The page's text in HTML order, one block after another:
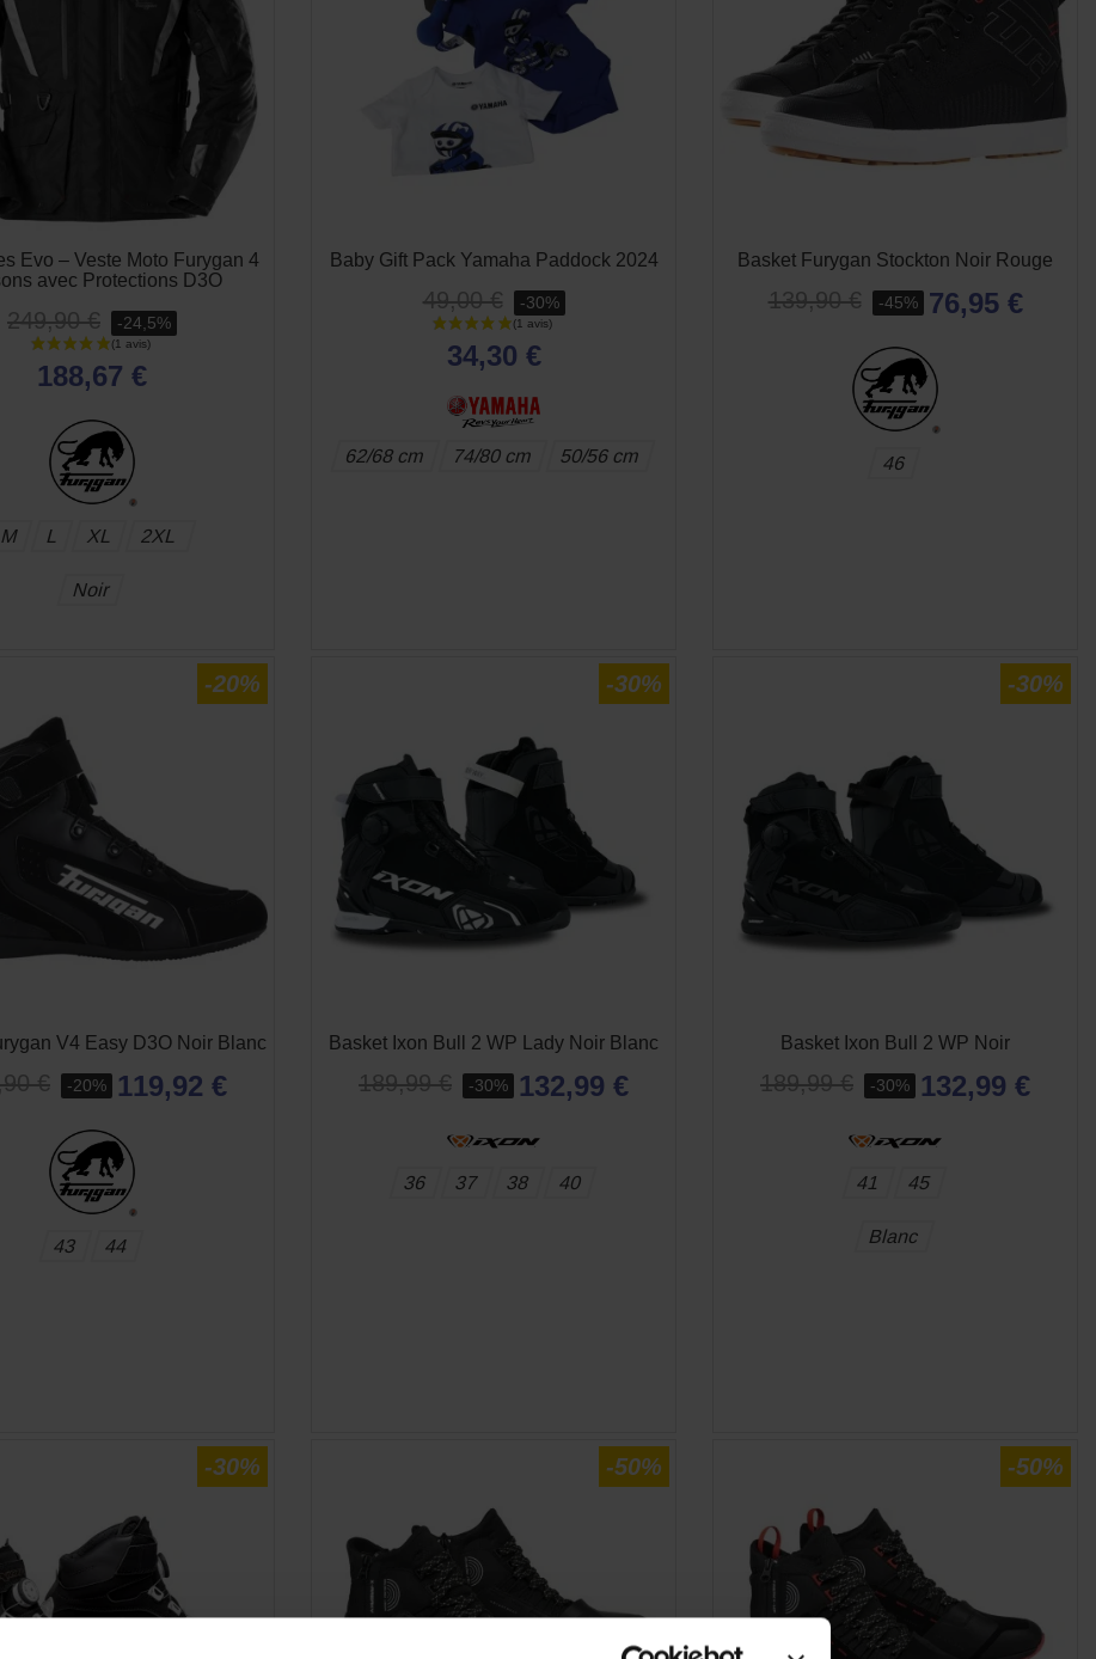
Evo – Veste Moto Furygan 4
avec Protections D3O
249,90 € -24,5%
(1 avis)
188,67 €
M L XL 2XL
Noir
Baby Gift Pack Yamaha Paddock 2024
49,00 € -30%
34,30 €
62/68 cm 74/80 cm 50/56 cm
Basket Furygan Stockton Noir Rouge
139,90 € -45% 76,95 €
46
-20%
V4 Easy D3O Noir Blanc
€ -20% 119,92 €
43 44
-30%
Basket Ixon Bull 2 WP Lady Noir Blanc
189,99 € -30% 132,99 €
36 37 38 40
-30%
Basket Ixon Bull 2 WP Noir
189,99 € -30% 132,99 €
41 45
Blanc
-30%
APERÇU RAPIDE
-50% -50%